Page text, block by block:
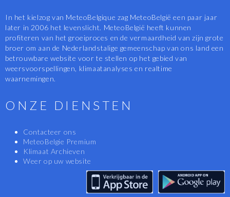
In het kielzog van MeteoBelgique zag MeteoBelgië een paar jaar
later in 2006 het levenslicht. MeteoBelgië heeft kunnen
profiteren van het groeiproces en de vermaardheid van zijn grote
broer om aan de Nederlandstalige gemeenschap van ons land een
betrouwbare website voor te stellen op het gebied van
weersvoorspellingen, klimaatanalyses en realtime
waarnemingen.
ONZE DIENSTEN
Contacteer ons
MeteoBelgie Premium
Klimaat Archieven
Weer op uw website